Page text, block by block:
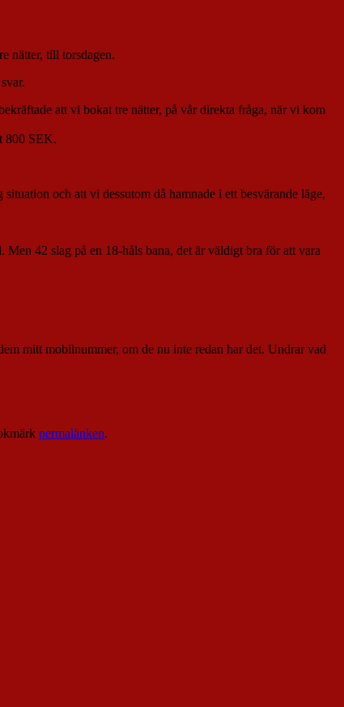
nätter, till torsdagen.
att vi bokat tre nätter, på vår direkta fråga, när vi kom
800 SEK.
och att vi dessutom då hamnade i ett besvärande läge,
42 slag på en 18-håls bana, det är väldigt bra för att vara
mitt mobilnummer, om de nu inte redan har det. Undrar vad
permalänken.